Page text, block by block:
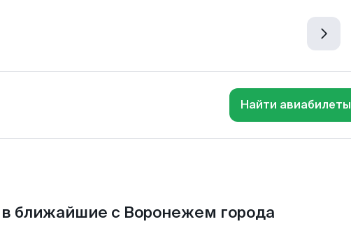
Найти авиабилеты
ближайшие с Воронежем города